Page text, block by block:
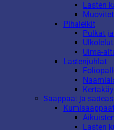
Lasten
Pihaleikit
Pulkat
Ulkolelut
Uima-
Lastenjuhlat
Saappaat ja
Kumisaappaat
Lasten